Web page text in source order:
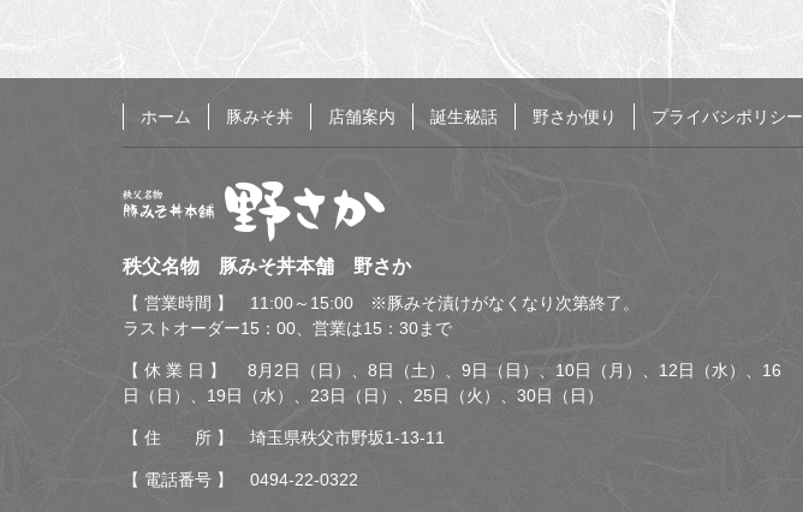
ホーム 豚みそ丼 店舗案内 誕生秘話 野さか便り プライバシポリシー
秩父名物 豚みそ丼本舗
野さか
秩父名物 豚みそ丼本舗 野さか
【 営業時間 】 11:00～15:00 ※豚みそ漬けがなくなり次第終了。
ラストオーダー15：00、営業は15：30まで
【 休 業 日 】 8月2日（日）、8日（土）、9日（日）、10日（月）、12日（水）、16
日（日）、19日（水）、23日（日）、25日（火）、30日（日）
【 住 所 】 埼玉県秩父市野坂1-13-11
【 電話番号 】 0494-22-0322